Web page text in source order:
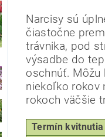
Narcisy sú
čiastočne
trávnika, pod
výsadbe do
oschnúť. Môžu
niekoľko rokov
rokoch väčšie
Termín kvitnutia